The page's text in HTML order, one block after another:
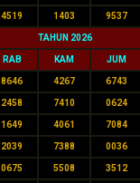
4519 1403 9537
TAHUN 2026
RAB KAM JUM
8646 4267 6743
2458 7410 0624
1649 4061 7084
2039 7388 0036
0675 5508 3512